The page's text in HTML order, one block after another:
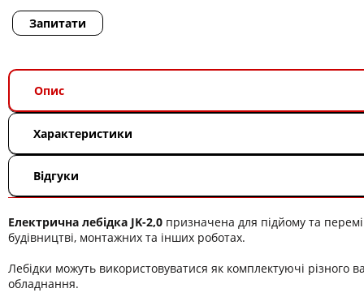
Запитати
Опис
Характеристики
Відгуки
Електрична лебідка JK-2,0 призначена для підйому та
будівництві, монтажних та інших роботах.
Лебідки можуть використовуватися як комплектуючі різного
обладнання.